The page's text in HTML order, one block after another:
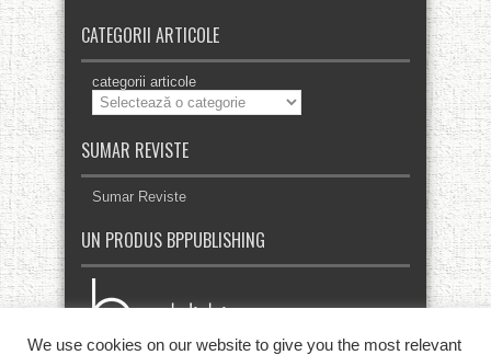
CATEGORII ARTICOLE
categorii articole
SUMAR REVISTE
Sumar Reviste
UN PRODUS BPPUBLISHING
We use cookies on our website to give you the most relevant